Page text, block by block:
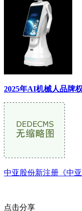
2025年AI机械人品牌
中亚股份新注册《中
点击分享